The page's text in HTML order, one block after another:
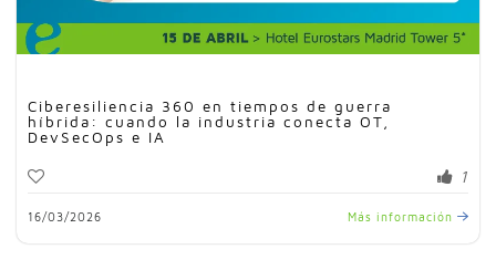
Ciberesiliencia 360 en tiempos de guerra
híbrida: cuando la industria conecta OT,
DevSecOps e IA
1
16/03/2026 Más información